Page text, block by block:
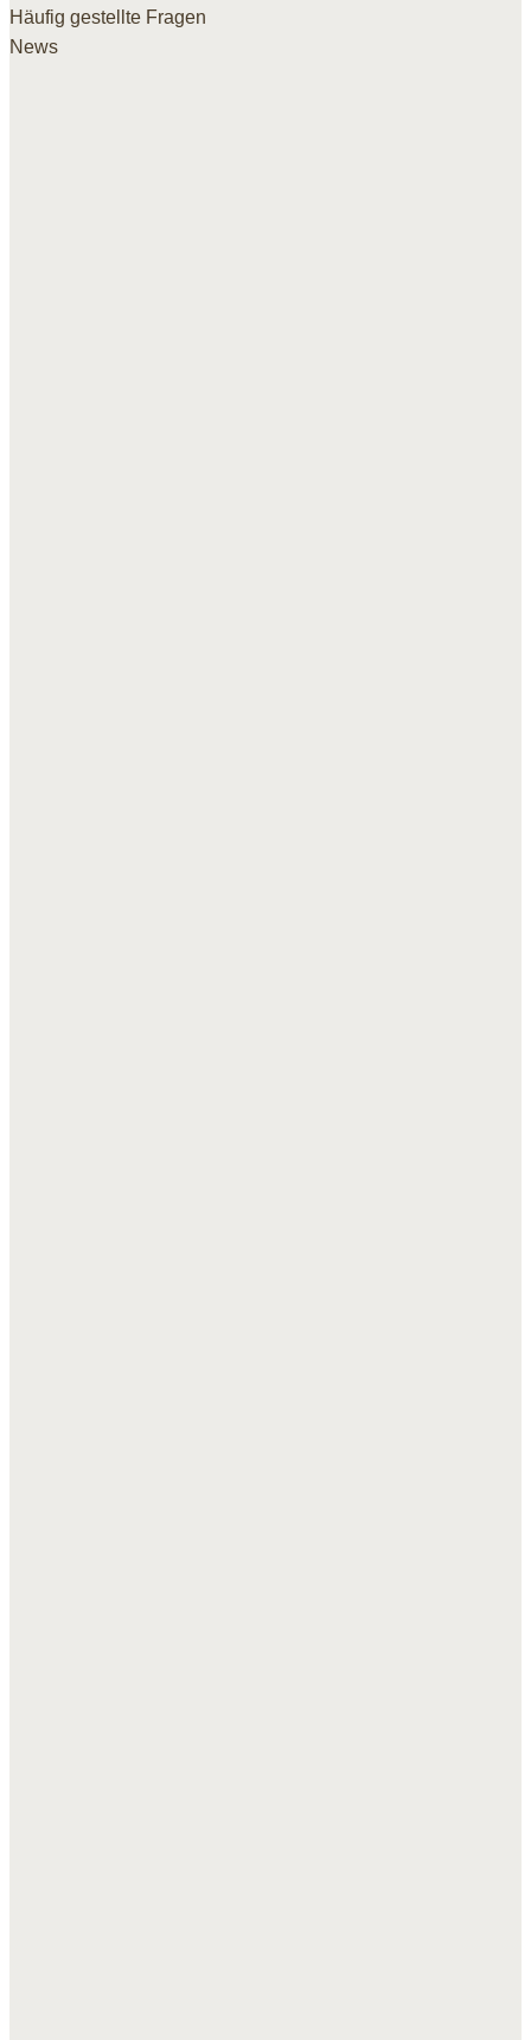
Häufig gestellte Fragen
News